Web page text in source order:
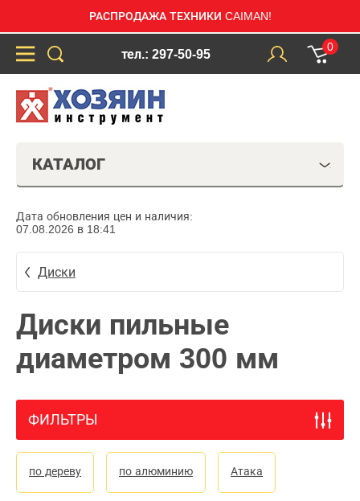
РАСПРОДАЖА ТЕХНИКИ CAIMAN!
тел.: 297-50-95
0
КАТАЛОГ
Дата обновления цен и наличия:
07.08.2026 в 18:41
Диски
Диски пильные
диаметром 300 мм
ФИЛЬТРЫ
по дереву по алюминию Атака